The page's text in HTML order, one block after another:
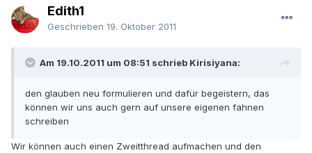
Edith1
Geschrieben 19. Oktober 2011
Am 19.10.2011 um 08:51 schrieb Kirisiyana:
den glauben neu formulieren und dafür begeistern, das
können wir uns auch gern auf unsere eigenen fahnen
schreiben
Wir können auch einen Zweitthread aufmachen und den